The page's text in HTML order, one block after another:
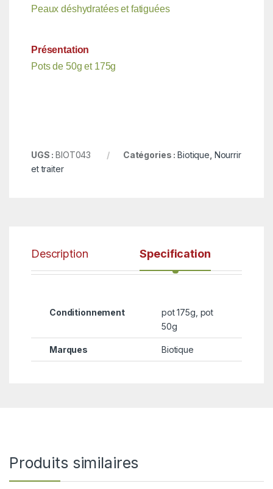
Peaux déshydratées et fatiguées
Présentation
Pots de 50g et 175g
UGS :BIOT043 Catégories :Biotique Nourrir
et traiter
Description Specification
Conditionnement
pot 175g, pot
50g
Marques Biotique
Produits similaires